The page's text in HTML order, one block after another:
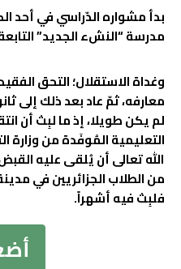
بدأ مشواره الدّراسي في أحد
مدرسة “النشء الجديد”
وغداة الاستقلال؛ التحق
معارفه، ثمّ عاد بعد ذلك إلى
لم يكن طويلا، إذ ما لبِث أن
التعليمية المُوفَدة من وزارة
الله تعالى أن يُلقى عليه
من الطلاب الجزائريين في
فلبِث فيه أشهراً.